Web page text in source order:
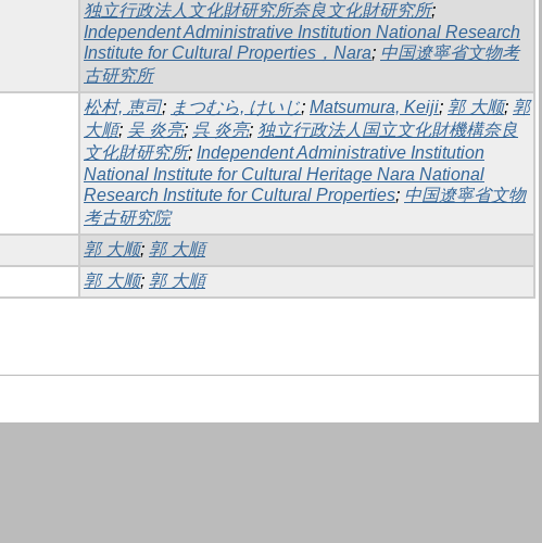
独立行政法人文化財研究所奈良文化財研究所;
Independent Administrative Institution National Research
Institute for Cultural Properties，Nara; 中国遼寧省文物考
古研究所
松村, 恵司; まつむら, けいじ; Matsumura, Keiji; 郭 大顺; 郭
大順; 吴 炎亮; 呉 炎亮; 独立行政法人国立文化財機構奈良
文化財研究所; Independent Administrative Institution
National Institute for Cultural Heritage Nara National
Research Institute for Cultural Properties; 中国遼寧省文物
考古研究院
郭 大顺; 郭 大順
郭 大顺; 郭 大順